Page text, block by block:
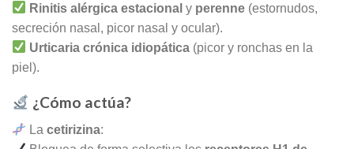
Rinitis alérgica estacional y perenne (estornudos,
secreción nasal, picor nasal y ocular).
Urticaria crónica idiopática (picor y ronchas en la
piel).
¿Cómo actúa?
Lacetirizina: